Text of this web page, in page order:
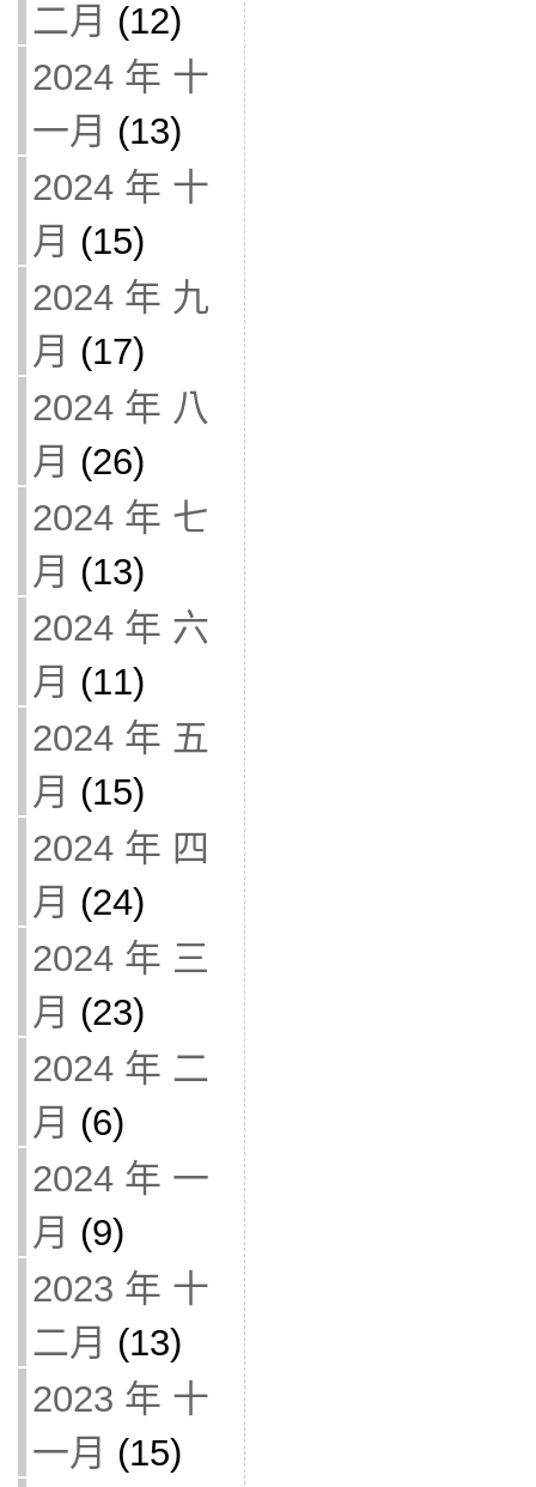
二月 (12)
2024 年 十
一月 (13)
2024 年 十
月 (15)
2024 年 九
月 (17)
2024 年 八
月 (26)
2024 年 七
月 (13)
2024 年 六
月 (11)
2024 年 五
月 (15)
2024 年 四
月 (24)
2024 年 三
月 (23)
2024 年 二
月 (6)
2024 年 一
月 (9)
2023 年 十
二月 (13)
2023 年 十
一月 (15)